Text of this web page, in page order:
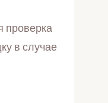
проверка
в случае